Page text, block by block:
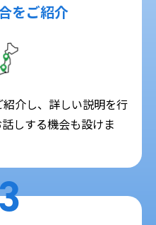
をご紹介
介し、詳しい説明を行
しする機会も設けま